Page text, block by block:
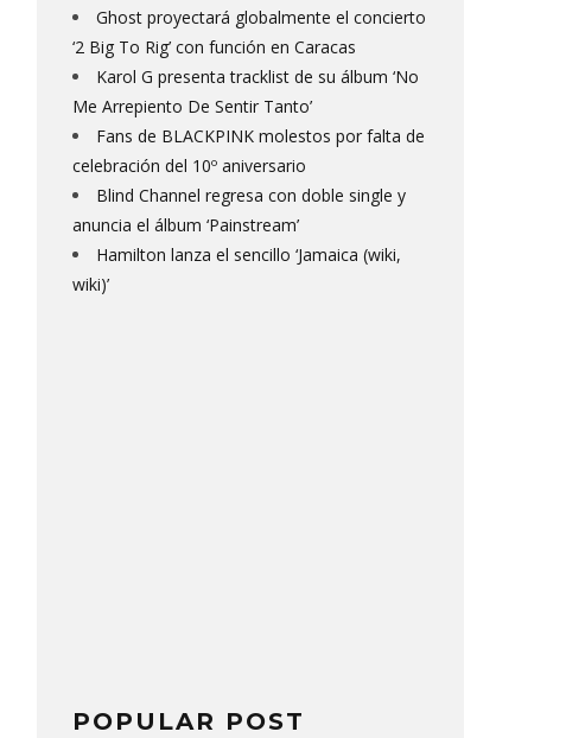
Ghost proyectará globalmente el concierto
‘2 Big To Rig’ con función en Caracas
Karol G presenta tracklist de su álbum ‘No
Me Arrepiento De Sentir Tanto’
Fans de BLACKPINK molestos por falta de
celebración del 10º aniversario
Blind Channel regresa con doble single y
anuncia el álbum ‘Painstream’
Hamilton lanza el sencillo ‘Jamaica (wiki,
wiki)’
POPULAR POST